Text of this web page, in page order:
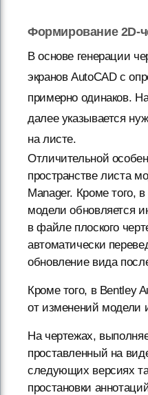
Формирование 2D-
В основе генерации
экранов AutoCAD с
примерно одинаков.
далее указывается
на листе.
Отличительной
пространстве листа
Manager. Кроме того,
модели обновляется
в файле плоского
автоматически
обновление вида
Кроме того, в Bentley
от изменений модели
На чертежах,
проставленный на
следующих версиях
простановки